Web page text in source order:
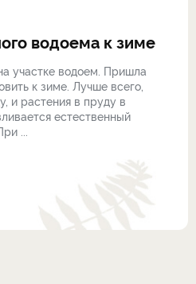
водоема к зиме
участке водоем. Пришла
к зиме. Лучше всего,
и растения в пруду в
естественный
...